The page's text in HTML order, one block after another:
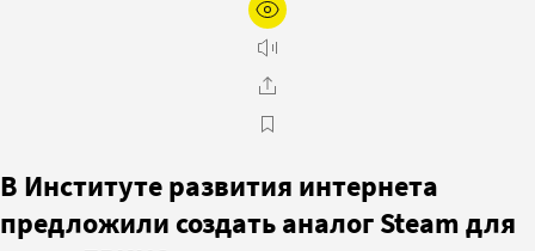
В Институте развития интернета
предложили создать аналог Steam для